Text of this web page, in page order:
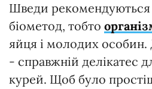
Шведи рекомендуються
біометод, тобто
яйця і молодих
- справжній делікатес
курей. Щоб було